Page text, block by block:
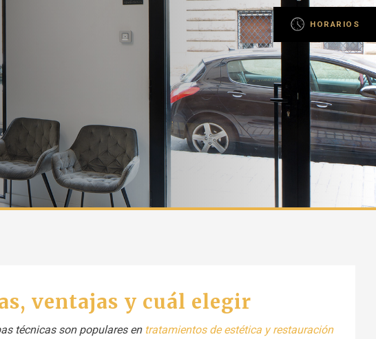
HORARIOS
ventajas y cuál elegir
técnicas son populares en tratamientos de estética y restauración